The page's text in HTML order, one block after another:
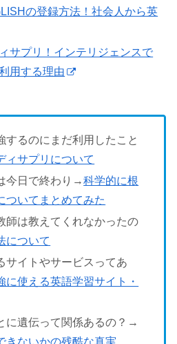
の登録方法！社会人から英
サプリ！インテリジェンスで
用する理由
するのにまだ利用したこと
ィサプリについて
今日で終わり→科学的に根
ついてまとめてみた
師は教えてくれなかったの
について
サイトやサービスってあ
に使える英語学習サイト・
に遺伝って関係あるの？→